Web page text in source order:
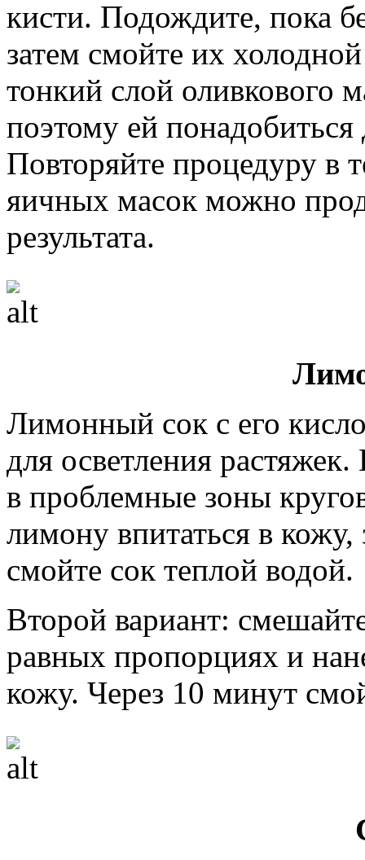
кисти. Подождите, пока
затем смойте их
тонкий слой оливкового
поэтому ей
Повторяйте процедуру в
яичных масок можно
результата.
Лимонный сок с его
для осветления
в проблемные зоны
лимону впитаться в кожу,
смойте сок теплой водой.
Второй вариант:
равных пропорциях и
кожу. Через 10 минут